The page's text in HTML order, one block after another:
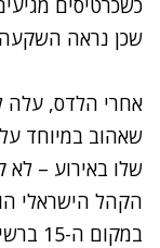
שכן נראה
אחרי הלדס, עלה
שאהוב במיוחד
שלו באירוע –
הקהל הישראלי